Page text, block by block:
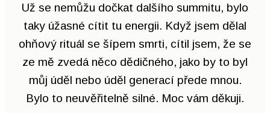
Už se nemůžu dočkat dalšího summitu, bylo
taky úžasné cítit tu energii. Když jsem dělal
ohňový rituál se šípem smrti, cítil jsem, že se
ze mě zvedá něco dědičného, jako by to byl
můj úděl nebo úděl generací přede mnou.
Bylo to neuvěřitelně silné. Moc vám děkuji.